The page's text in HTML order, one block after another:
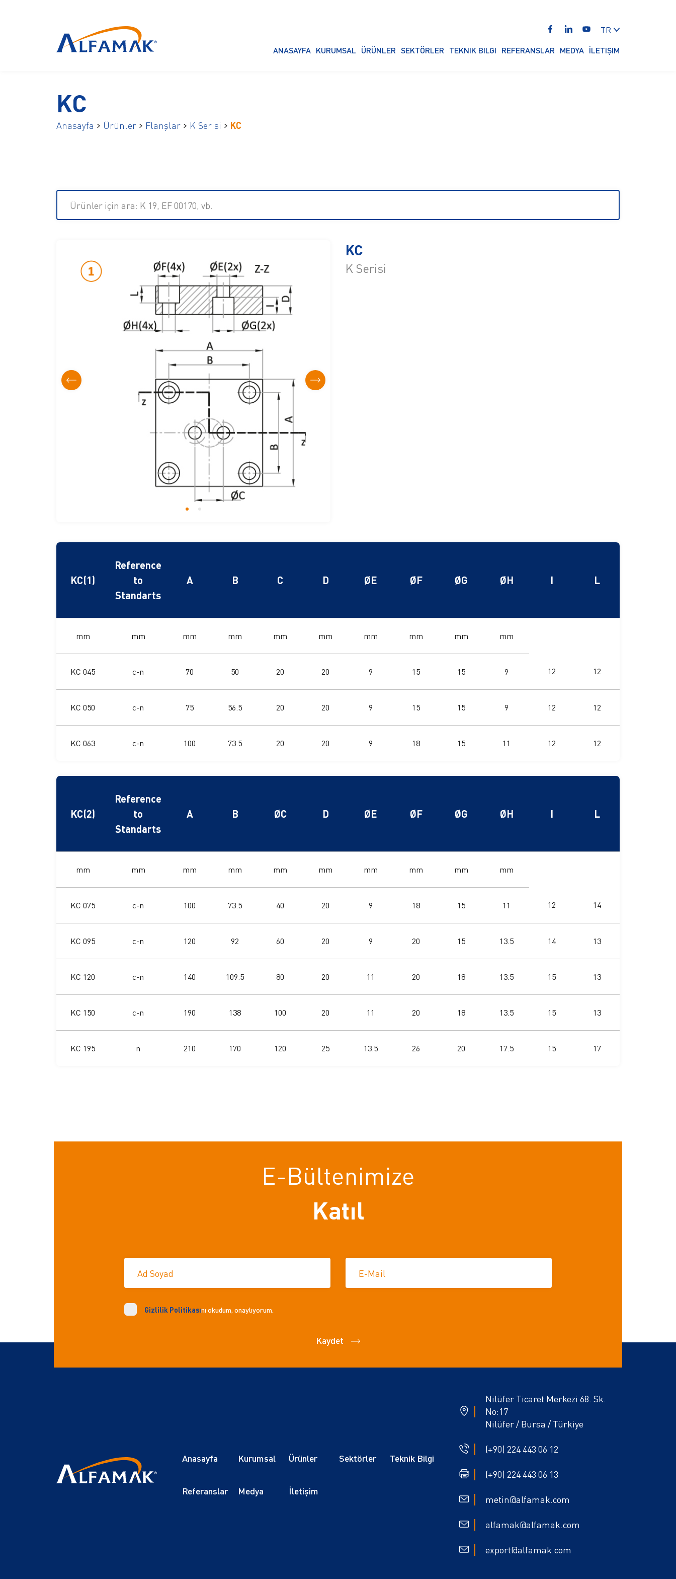
TR
ANASAYFA KURUMSAL ÜRÜNLER SEKTÖRLER TEKNIK BILGI REFERANSLAR MEDYA İLETIŞIM
KC
Anasayfa Ürünler Flanşlar K Serisi KC
Ürünler için ara: K 19, EF 00170, vb.
KC
K Serisi
KC(1)
Reference
to
Standarts
A B C D ØE ØF ØG ØH I L
mm mm mm mm mm mm mm mm mm mm
KC 045 c-n 70 50 20 20 9 15 15 9 12 12
KC 050 c-n 75 56.5 20 20 9 15 15 9 12 12
KC 063 c-n 100 73.5 20 20 9 18 15 11 12 12
KC(2)
Reference
to
Standarts
A B ØC D ØE ØF ØG ØH I L
mm mm mm mm mm mm mm mm mm mm
KC 075 c-n 100 73.5 40 20 9 18 15 11 12 14
KC 095 c-n 120 92 60 20 9 20 15 13.5 14 13
KC 120 c-n 140 109.5 80 20 11 20 18 13.5 15 13
KC 150 c-n 190 138 100 20 11 20 18 13.5 15 13
KC 195 n 210 170 120 25 13.5 26 20 17.5 15 17
E-Bültenimize
Katıl
Ad Soyad E-Mail
Gizlilik Politikasını okudum, onaylıyorum.
Kaydet
Anasayfa Kurumsal Ürünler Sektörler Teknik Bilgi
Referanslar Medya İletişim
Nilüfer Ticaret Merkezi 68. Sk.
No:17
Nilüfer / Bursa / Türkiye
(+90) 224 443 06 12
(+90) 224 443 06 13
metin@alfamak.com
alfamak@alfamak.com
export@alfamak.com